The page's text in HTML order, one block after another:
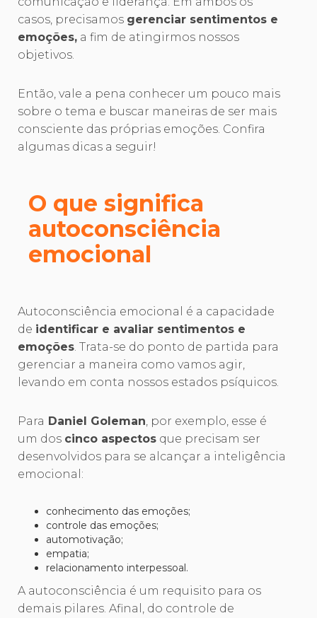
casos, precisamos gerenciar sentimentos e
emoções, a fim de atingirmos nossos
objetivos.
Então, vale a pena conhecer um pouco mais
sobre o tema e buscar maneiras de ser mais
consciente das próprias emoções. Confira
algumas dicas a seguir!
O que significa
autoconsciência
emocional
Autoconsciência emocional é a capacidade
de identificar e avaliar sentimentos e
emoções. Trata-se do ponto de partida para
gerenciar a maneira como vamos agir,
levando em conta nossos estados psíquicos.
Para Daniel Goleman, por exemplo, esse é
um dos cinco aspectos que precisam ser
desenvolvidos para se alcançar a inteligência
emocional:
conhecimento das emoções;
controle das emoções;
automotivação;
empatia;
relacionamento interpessoal.
A autoconsciência é um requisito para os
demais pilares. Afinal, do controle de